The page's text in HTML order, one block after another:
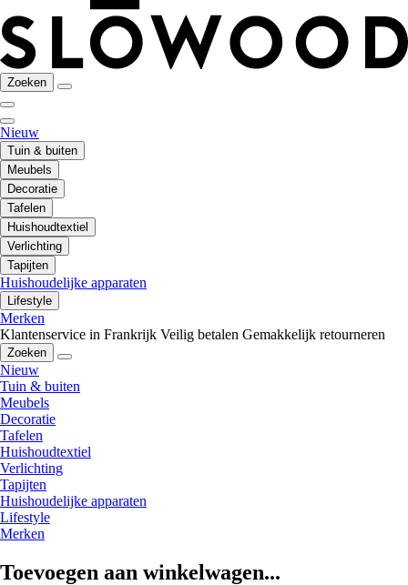
Zoeken
Nieuw
Tuin & buiten
Meubels
Decoratie
Tafelen
Huishoudtextiel
Verlichting
Tapijten
Huishoudelijke apparaten
Lifestyle
Merken
Klantenservice in Frankrijk Veilig betalen Gemakkelijk retourneren
Zoeken
Nieuw
Tuin & buiten
Meubels
Decoratie
Tafelen
Huishoudtextiel
Verlichting
Tapijten
Huishoudelijke apparaten
Lifestyle
Merken
Toevoegen aan winkelwagen...